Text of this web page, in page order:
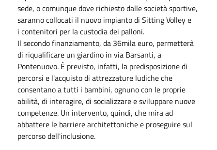
sede, o comunque dove richiesto dalle società sportive,
saranno collocati il nuovo impianto di Sitting Volley e
i contenitori per la custodia dei palloni.
Il secondo finanziamento, da 36mila euro, permetterà
di riqualificare un giardino in via Barsanti, a
Pontenuovo. È previsto, infatti, la predisposizione di
percorsi e l'acquisto di attrezzature ludiche che
consentano a tutti i bambini, ognuno con le proprie
abilità, di interagire, di socializzare e sviluppare nuove
competenze. Un intervento, quindi, che mira ad
abbattere le barriere architettoniche e proseguire sul
percorso dell'inclusione.